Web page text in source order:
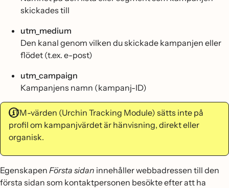
skickades till
utm_medium
Den kanal genom vilken du skickade kampanjen eller
flödet (t.ex. e-post)
utm_campaign
Kampanjens namn (kampanj-ID)
UTM-värden (Urchin Tracking Module) sätts inte på
profil om kampanjvärdet är hänvisning, direkt eller
organisk.
Egenskapen Första sidan innehåller webbadressen till den
första sidan som kontaktpersonen besökte efter att ha